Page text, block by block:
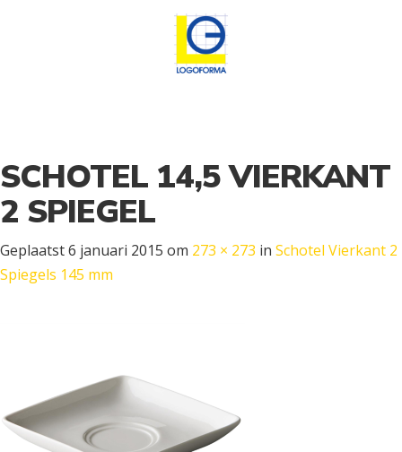
SCHOTEL 14,5 VIERKANT
2 SPIEGEL
Geplaatst6 januari 2015 om 273 × 273 in Schotel Vierkant 2
Spiegels 145 mm